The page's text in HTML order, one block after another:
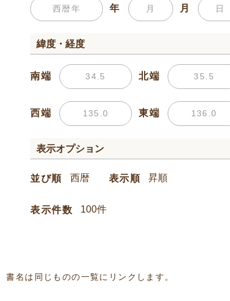
年 月
緯度・経度
南端 北端
西端 東端
表示オプション
並び順 表示順
表示件数
名は同じものの一覧にリンクします。